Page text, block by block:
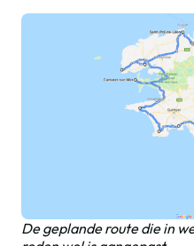
De geplande route die in